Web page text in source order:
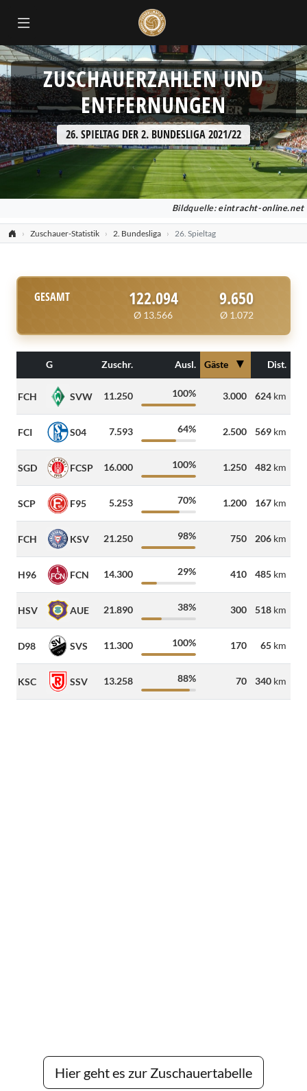
ZUSCHAUERZAHLEN UND
ENTFERNUNGEN
26. SPIELTAG DER 2. BUNDESLIGA 2021/22
Bildquelle: eintracht-online.net
Zuschauer-Statistik 2. Bundesliga 26. Spieltag
GESAMT 122.094
Ø 13.566
9.650
Ø 1.072
G Zuschr. Ausl. Gäste ▼ Dist.
FCH SVW 11.250 100% 3.000 624 km
FCI S04 7.593 64% 2.500 569 km
SGD FCSP 16.000 100% 1.250 482 km
SCP F95 5.253 70% 1.200 167 km
FCH KSV 21.250 98% 750 206 km
H96 FCN 14.300 29% 410 485 km
HSV AUE 21.890 38% 300 518 km
D98 SVS 11.300 100% 170 65 km
KSC SSV 13.258 88% 70 340 km
Hier geht es zur Zuschauertabelle